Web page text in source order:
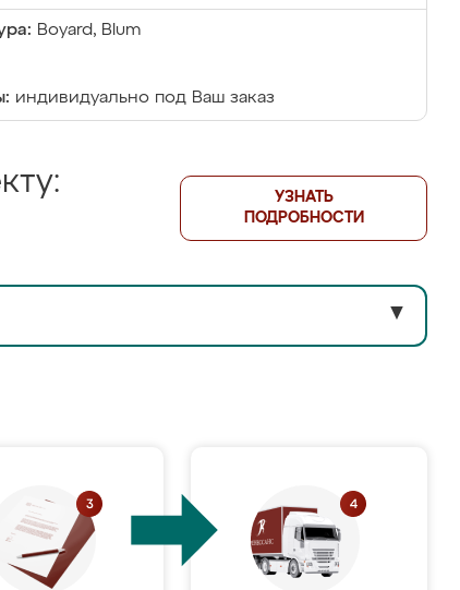
Boyard, Blum
индивидуально под Ваш заказ
УЗНАТЬ
ПОДРОБНОСТИ
▼